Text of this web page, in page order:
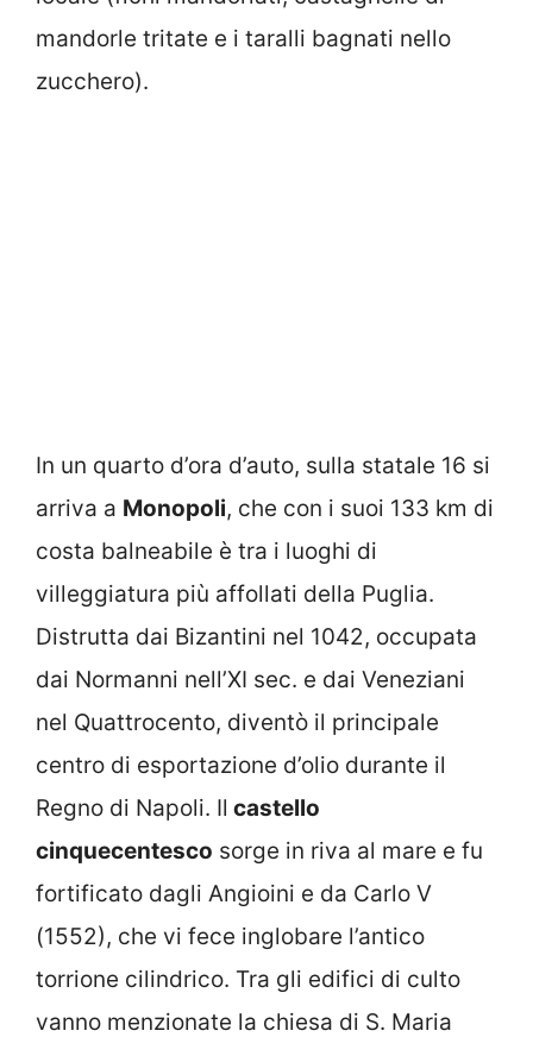
mandorle tritate e i taralli bagnati nello
zucchero).
In un quarto d’ora d’auto, sulla statale 16 si
arriva a Monopoli, che con i suoi 133 km di
costa balneabile è tra i luoghi di
villeggiatura più affollati della Puglia.
Distrutta dai Bizantini nel 1042, occupata
dai Normanni nell’XI sec. e dai Veneziani
nel Quattrocento, diventò il principale
centro di esportazione d’olio durante il
Regno di Napoli. Il castello
cinquecentesco sorge in riva al mare e fu
fortificato dagli Angioini e da Carlo V
(1552), che vi fece inglobare l’antico
torrione cilindrico. Tra gli edifici di culto
vanno menzionate la chiesa di S. Maria